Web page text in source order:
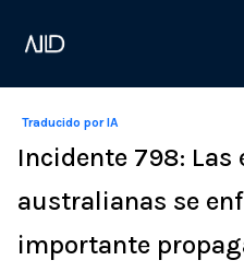
Traducido por IA
Incidente 798: Las
australianas se
importante